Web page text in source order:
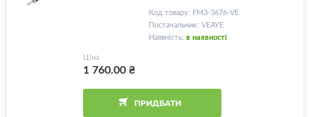
Код товару: FM3-3676-VE
Постачальник: VEAYE
Наявність: в наявності
Ціна
1 760.00₴
ПРИДБАТИ